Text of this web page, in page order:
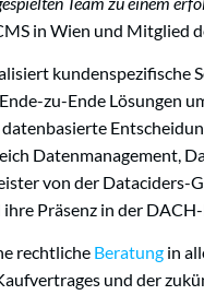
in Wien und Mitglied
kundenspezifische
zu-Ende Lösungen
Datenmanagement,
von der Dataciders-
Präsenz in der
rechtliche Beratung in
und der